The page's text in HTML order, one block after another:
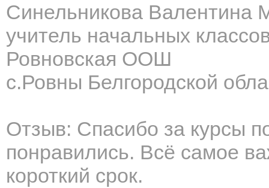
Синельникова Валентина
учитель начальных
Ровновская ООШ
с.Ровны Белгородской
Отзыв: Спасибо за курсы
понравились. Всё самое
короткий срок.